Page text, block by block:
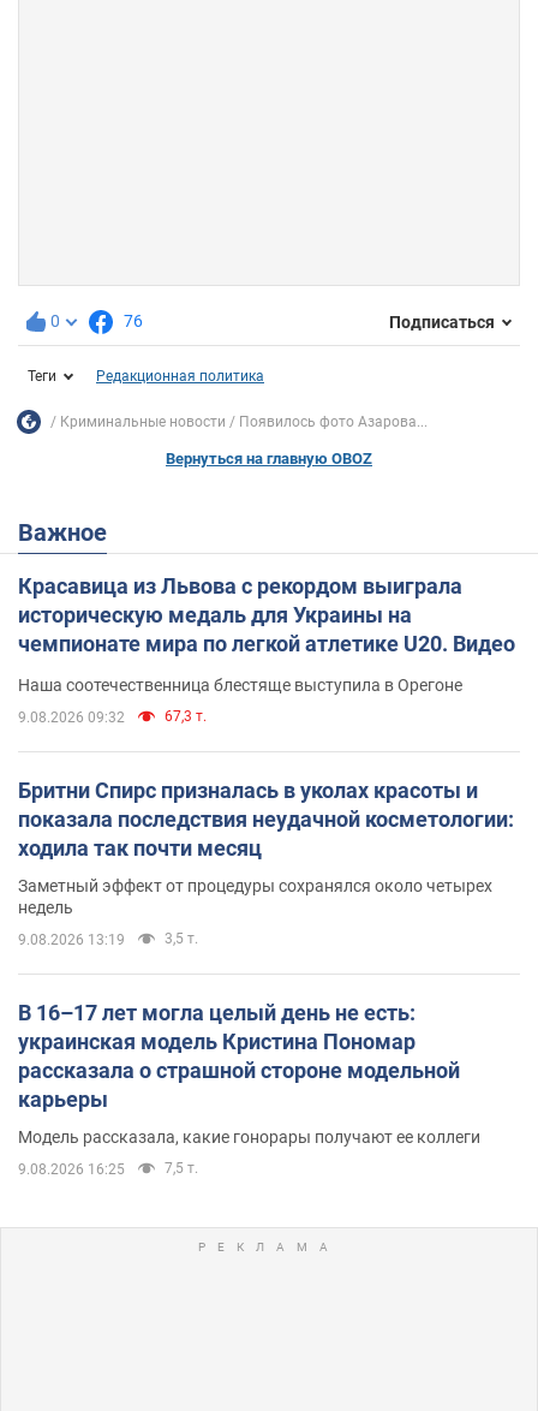
0 76 Подписаться
Теги Редакционная политика
Криминальные новости Появилось фото Азарова...
Вернуться на главную OBOZ
Важное
Красавица из Львова с рекордом выиграла
историческую медаль для Украины на
чемпионате мира по легкой атлетике U20. Видео
Наша соотечественница блестяще выступила в Орегоне
9.08.2026 09:32 67,3 т.
Бритни Спирс призналась в уколах красоты и
показала последствия неудачной косметологии:
ходила так почти месяц
Заметный эффект от процедуры сохранялся около четырех
недель
9.08.2026 13:19 3,5 т.
В 16–17 лет могла целый день не есть:
украинская модель Кристина Пономар
рассказала о страшной стороне модельной
карьеры
Модель рассказала, какие гонорары получают ее коллеги
9.08.2026 16:25 7,5 т.